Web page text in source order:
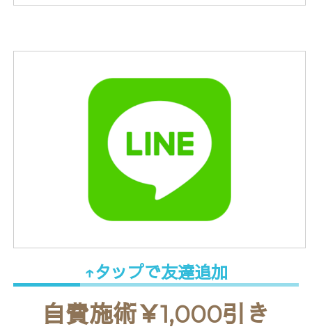
↑タップで友達追加
自費施術￥1,000引き